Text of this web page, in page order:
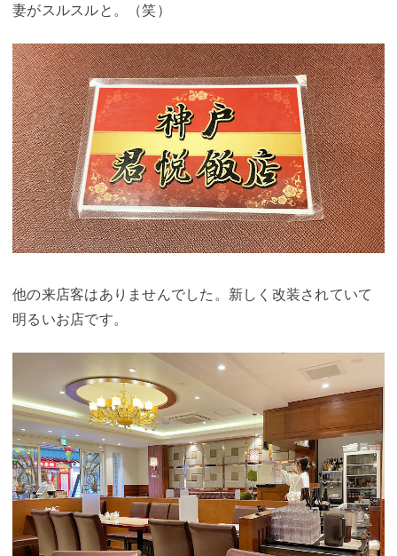
妻がスルスルと。（笑）
他の来店客はありませんでした。新しく改装されていて
明るいお店です。